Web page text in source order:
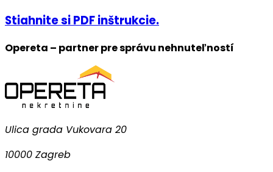
Stiahnite si PDF inštrukcie.
Opereta – partner pre správu nehnuteľností
Ulica grada Vukovara 20
10000 Zagreb